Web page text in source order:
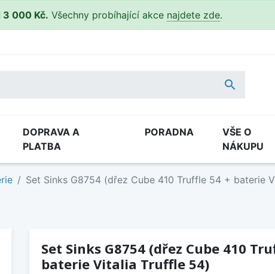
3 000 Kč. Všechny probíhající akce najdete zde.

DOPRAVA A
PLATBA
PORADNA
VŠE O
NÁKUPU
Set Sinks G8754 (dřez Cube 410 Truffle 54 + baterie
Set Sinks G8754 (dřez Cube 410
baterie Vitalia Truffle 54)